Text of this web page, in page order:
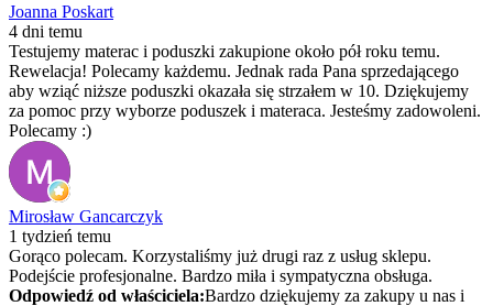
Joanna Poskart
4 dni temu
Testujemy materac i poduszki zakupione około pół roku temu.
Rewelacja! Polecamy każdemu. Jednak rada Pana sprzedającego
aby wziąć niższe poduszki okazała się strzałem w 10. Dziękujemy
za pomoc przy wyborze poduszek i materaca. Jesteśmy zadowoleni.
Polecamy :)
Mirosław Gancarczyk
1 tydzień temu
Gorąco polecam. Korzystaliśmy już drugi raz z usług sklepu.
Podejście profesjonalne. Bardzo miła i sympatyczna obsługa.
Odpowiedź od właściciela:Bardzo dziękujemy za zakupy u nas i